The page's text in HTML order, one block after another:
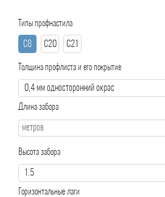
Типы профнастила
С8 С20 С21
Толщина профлиста и его покрытие
Длина забора
Высота забора
Горизонтальные лаги